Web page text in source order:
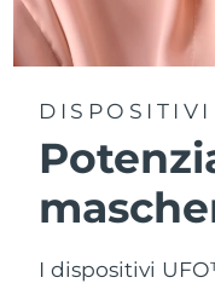
I dispositivi
Uzbekistan
Vietnam